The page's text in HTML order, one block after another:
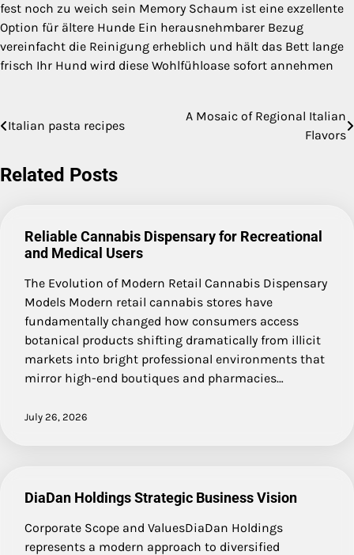
fest noch zu weich sein Memory Schaum ist eine exzellente
Option für ältere Hunde Ein herausnehmbarer Bezug
vereinfacht die Reinigung erheblich und hält das Bett lange
frisch Ihr Hund wird diese Wohlfühloase sofort annehmen
Post
Italian pasta recipes
A Mosaic of Regional Italian
Flavors
Related Posts
Reliable Cannabis Dispensary for Recreational
and Medical Users
The Evolution of Modern Retail Cannabis Dispensary
Models Modern retail cannabis stores have
fundamentally changed how consumers access
botanical products shifting dramatically from illicit
markets into bright professional environments that
mirror high-end boutiques and pharmacies…
July 26, 2026
DiaDan Holdings Strategic Business Vision
Corporate Scope and ValuesDiaDan Holdings
represents a modern approach to diversified